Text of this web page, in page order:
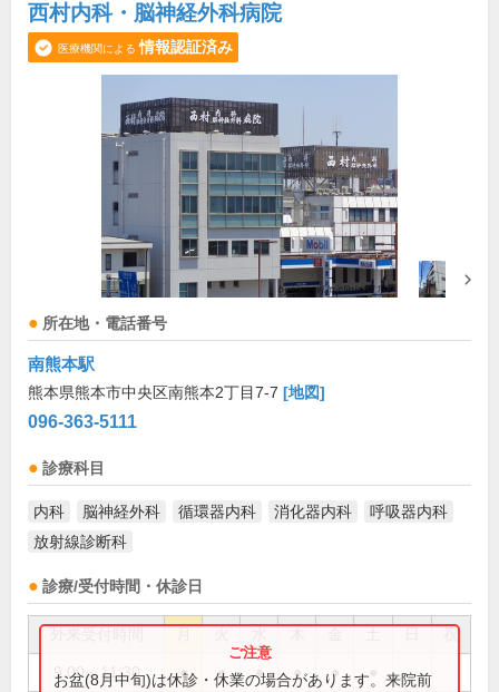
西村内科・脳神経外科病院
医療機関による 情報認証済み
所在地・電話番号
南熊本駅
熊本県熊本市中央区南熊本2丁目7-7 [地図]
096-363-5111
診療科目
内科 脳神経外科 循環器内科 消化器内科
呼吸器内科
放射線診断科
診療/受付時間・休診日
祝
9:00～11:30 ● ● ● ● ●
お盆(8月中旬)は休診・休業の場合があります。来院前